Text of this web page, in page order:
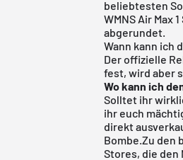
beliebtesten
WMNS Air Max
abgerundet.
Wann kann ich
Der offizielle
fest, wird aber
Wo kann ich
Solltet ihr
ihr euch
direkt
Bombe.Zu
Stores, die den